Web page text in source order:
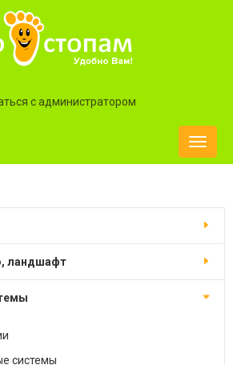
с администратором
Toggle
ландшафт
системы